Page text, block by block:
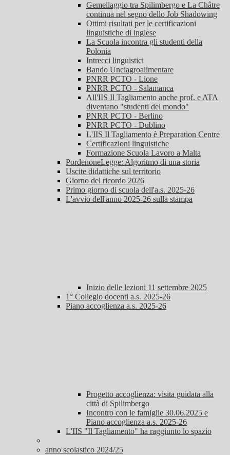
Gemellaggio tra Spilimbergo e La Châtre
continua nel segno dello Job Shadowing
Ottimi risultati per le certificazioni
linguistiche di inglese
La Scuola incontra gli studenti della
Polonia
Intrecci linguistici
Bando Unciagroalimentare
PNRR PCTO - Lione
PNRR PCTO - Salamanca
All'IIS Il Tagliamento anche prof. e ATA
diventano "studenti del mondo"
PNRR PCTO - Berlino
PNRR PCTO - Dublino
L'IIS Il Tagliamento è Preparation Centre
Certificazioni linguistiche
Formazione Scuola Lavoro a Malta
PordenoneLegge: Algoritmo di una storia
Uscite didattiche sul territorio
Giorno del ricordo 2026
Primo giorno di scuola dell'a.s. 2025-26
L'avvio dell'anno 2025-26 sulla stampa
Inizio delle lezioni 11 settembre 2025
1° Collegio docenti a.s. 2025-26
Piano accoglienza a.s. 2025-26
Progetto accoglienza: visita guidata alla
città di Spilimbergo
Incontro con le famiglie 30.06.2025 e
Piano accoglienza a.s. 2025-26
L'IIS "Il Tagliamento" ha raggiunto lo spazio
anno scolastico 2024/25